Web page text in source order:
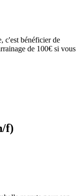
c'est bénéficier de
de 100€ si vous
f)